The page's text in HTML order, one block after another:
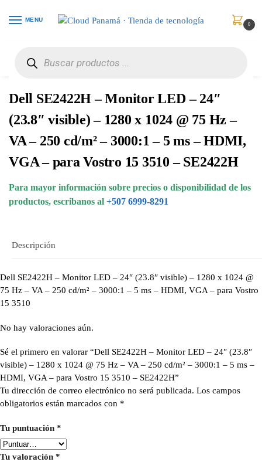
MENU
0
Dell SE2422H – Monitor LED – 24″
(23.8″ visible) – 1280 x 1024 @ 75 Hz –
VA – 250 cd/m² – 3000:1 – 5 ms – HDMI,
VGA – para Vostro 15 3510 – SE2422H
Para mayor información sobre precios o disponibilidad de los
productos, escribanos al +507 6999-8291
Descripción
Dell SE2422H – Monitor LED – 24″ (23.8″ visible) – 1280 x 1024 @
75 Hz – VA – 250 cd/m² – 3000:1 – 5 ms – HDMI, VGA – para Vostro
15 3510
No hay valoraciones aún.
Sé el primero en valorar “Dell SE2422H – Monitor LED – 24″ (23.8″
visible) – 1280 x 1024 @ 75 Hz – VA – 250 cd/m² – 3000:1 – 5 ms –
HDMI, VGA – para Vostro 15 3510 – SE2422H”
Tu dirección de correo electrónico no será publicada. Los campos
obligatorios están marcados con *
Tu puntuación *
Tu valoración *